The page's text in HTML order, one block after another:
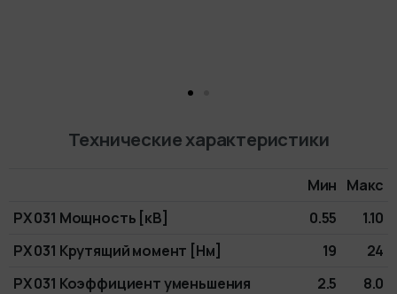
Технические характеристики
Мин Макс
PX 031 Мощность [кВ]
0.55
1.10
PX 031 Крутящий момент [Нм]
19
24
PX 031 Коэффициент уменьшения
2.5
8.0